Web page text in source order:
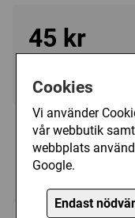
Cookies
Vi använder
vår webbutik
webbplats
Google.
Endast
45 kr
Tillfälligt slut
Personer
(63 x 88 mm)
100st har